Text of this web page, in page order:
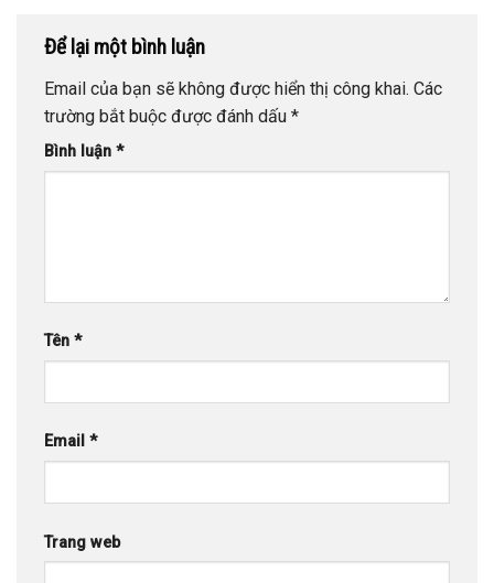
Để lại một bình luận
Email của bạn sẽ không được hiển thị công khai. Các
trường bắt buộc được đánh dấu *
Bình luận *
Tên *
Email *
Trang web